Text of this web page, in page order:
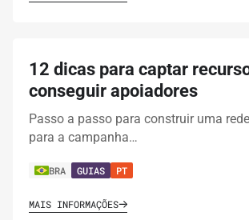
12 dicas para captar
conseguir apoiadores
Passo a passo para construir uma
para a campanha…
BRA GUIAS PT
MAIS INFORMAÇÕES